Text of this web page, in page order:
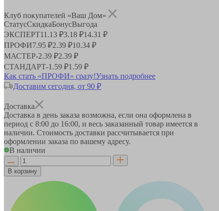
Клуб покупателей «Ваш Дом»
СтатусСкидкаБонусВыгода
ЭКСПЕРТ11.13 ₽3.18 ₽14.31 ₽
ПРОФИ7.95 ₽2.39 ₽10.34 ₽
МАСТЕР-2.39 ₽2.39 ₽
СТАНДАРТ-1.59 ₽1.59 ₽
Как стать «ПРОФИ» сразу!Узнать подробнее
Доставим сегодня, от 90 ₽
Доставка
Доставка в день заказа возможна, если она оформлена в
период с 8:00 до 16:00, и весь заказанный товар имеется в
наличии. Стоимость доставки рассчитывается при
оформлении заказа по вашему адресу.
В наличии
В корзину